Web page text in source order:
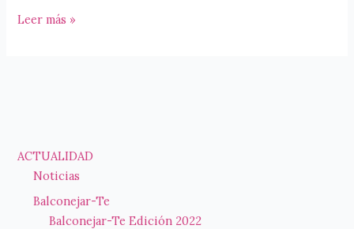
CONECTALlíria
Leer más »
ACTUALIDAD
Noticias
Balconejar-Te
Balconejar-Te Edición 2022